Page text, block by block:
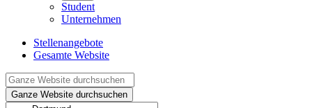
Student
Unternehmen
Stellenangebote
Gesamte Website